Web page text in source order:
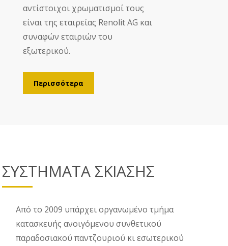
αντίστοιχοι χρωματισμοί τους
είναι της εταιρείας Renolit AG και
συναφών εταιριών του
εξωτερικού.
Περισσότερα
ΣΥΣΤΗΜΑΤΑ ΣΚΙΑΣΗΣ
Από το 2009 υπάρχει οργανωμένο τμήμα
κατασκευής ανοιγόμενου συνθετικού
παραδοσιακού παντζουριού κι εσωτερικού